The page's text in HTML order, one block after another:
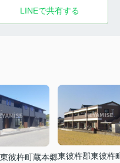
LINEで共有する
彼杵町蔵本郷東彼杵郡東彼杵